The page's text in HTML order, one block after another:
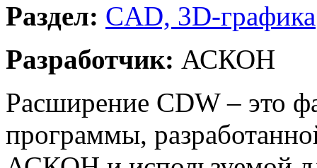
Раздел: CAD, 3D-графика
Разработчик: АСКОН
Расширение CDW – это
программы,